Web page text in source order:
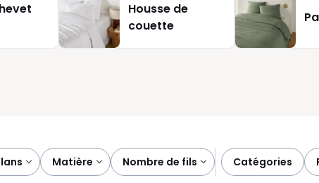
Housse de
couette
matière nombre de fils catégories